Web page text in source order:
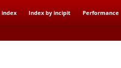
index Index by incipit Performance